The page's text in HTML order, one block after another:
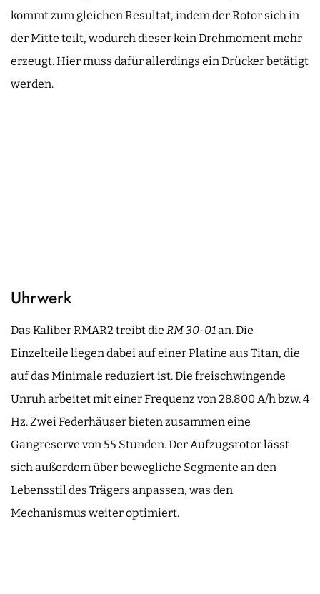
kommt zum gleichen Resultat, indem der Rotor sich in
der Mitte teilt, wodurch dieser kein Drehmoment mehr
erzeugt. Hier muss dafür allerdings ein Drücker betätigt
werden.
Uhrwerk
Das Kaliber RMAR2 treibt die RM 30-01an. Die
Einzelteile liegen dabei auf einer Platine aus Titan, die
auf das Minimale reduziert ist. Die freischwingende
Unruh arbeitet mit einer Frequenz von 28.800 A/h bzw. 4
Hz. Zwei Federhäuser bieten zusammen eine
Gangreserve von 55 Stunden. Der Aufzugsrotor lässt
sich außerdem über bewegliche Segmente an den
Lebensstil des Trägers anpassen, was den
Mechanismus weiter optimiert.